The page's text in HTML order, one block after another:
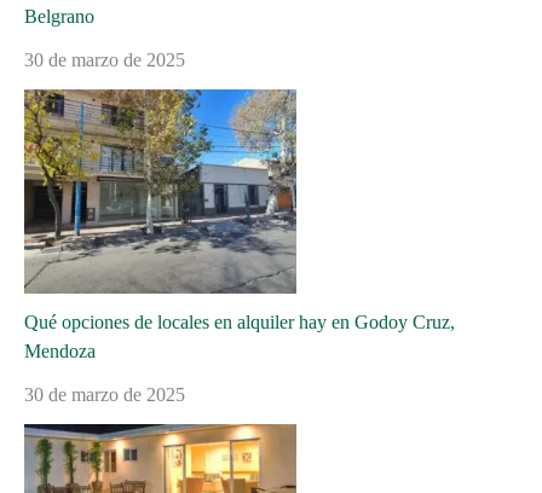
Belgrano
30 de marzo de 2025
Qué opciones de locales en alquiler hay en Godoy Cruz,
Mendoza
30 de marzo de 2025